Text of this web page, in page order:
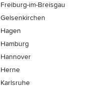
Freiburg-im-Breisgau
Gelsenkirchen
Hagen
Hamburg
Hannover
Herne
Karlsruhe